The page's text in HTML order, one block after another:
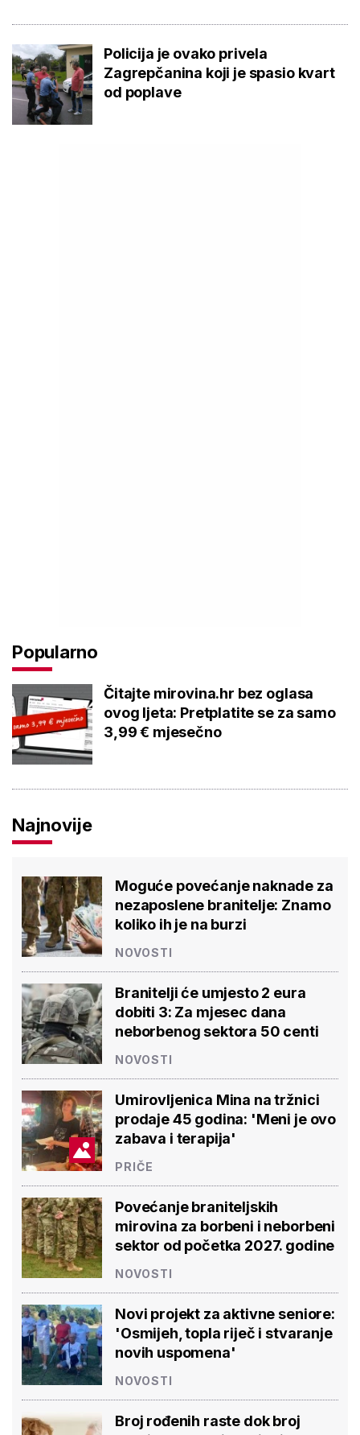
Policija je ovako privela
Zagrepčanina koji je spasio kvart
od poplave
Popularno
Čitajte mirovina.hr bez oglasa
ovog ljeta: Pretplatite se za samo
3,99 € mjesečno
Najnovije
Moguće povećanje naknade za
nezaposlene branitelje: Znamo
koliko ih je na burzi
NOVOSTI
Branitelji će umjesto 2 eura
dobiti 3: Za mjesec dana
neborbenog sektora 50 centi
NOVOSTI
Umirovljenica Mina na tržnici
prodaje 45 godina: 'Meni je ovo
zabava i terapija'
PRIČE
Povećanje braniteljskih
mirovina za borbeni i neborbeni
sektor od početka 2027. godine
NOVOSTI
Novi projekt za aktivne seniore:
'Osmijeh, topla riječ i stvaranje
novih uspomena'
NOVOSTI
Broj rođenih raste dok broj